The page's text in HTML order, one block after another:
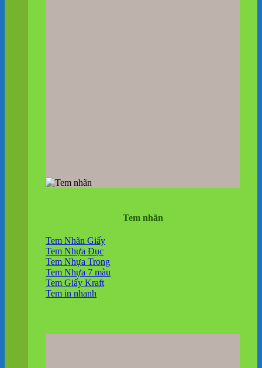
Tem nhãn
Tem Nhãn Giấy
Tem Nhựa Đục
Tem Nhựa Trong
Tem Nhựa 7 màu
Tem Giấy Kraft
Tem in nhanh